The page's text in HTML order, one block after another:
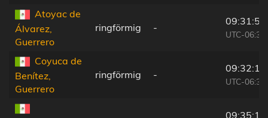
Atoyac de
Álvarez,
Guerrero
ringförmig -
09:31:58
UTC-06:36
Coyuca de
Benítez,
Guerrero
ringförmig -
09:32:16
UTC-06:36
09:35:15